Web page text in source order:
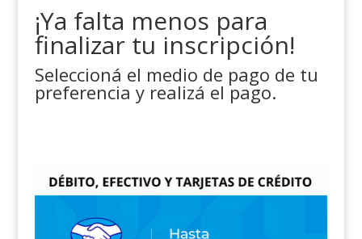
¡Ya falta menos para
finalizar tu inscripción!
Seleccioná el medio de pago de tu
preferencia y realizá el pago.